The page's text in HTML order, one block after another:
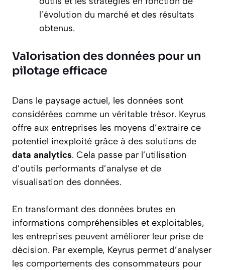
l’évolution du marché et des résultats
obtenus.
Valorisation des données pour un
pilotage efficace
Dans le paysage actuel, les données sont
considérées comme un véritable trésor. Keyrus
offre aux entreprises les moyens d’extraire ce
potentiel inexploité grâce à des solutions de
data analytics. Cela passe par l’utilisation
d’outils performants d’analyse et de
visualisation des données.
En transformant des données brutes en
informations compréhensibles et exploitables,
les entreprises peuvent améliorer leur prise de
décision. Par exemple, Keyrus permet d’analyser
les comportements des consommateurs pour